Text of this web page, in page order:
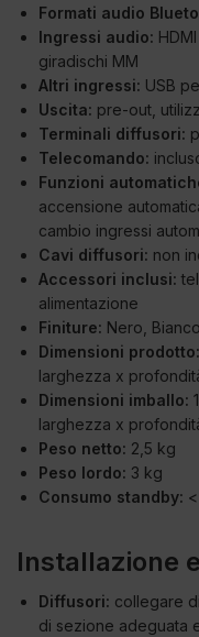
Formati audio
Ingressi audio:
giradischi MM
Altri ingressi: USB
Uscita: pre-out,
Terminali diffusori:
Telecomando:
Funzioni
accensione
cambio ingressi
Cavi diffusori: non
Accessori inclusi:
alimentazione
Finiture: Nero,
Dimensioni prodotto:
larghezza x
Dimensioni imballo:
larghezza x
Peso netto: 2,5 kg
Peso lordo: 3 kg
Consumo standby:
Installazione
Diffusori: collegare
di sezione adeguata